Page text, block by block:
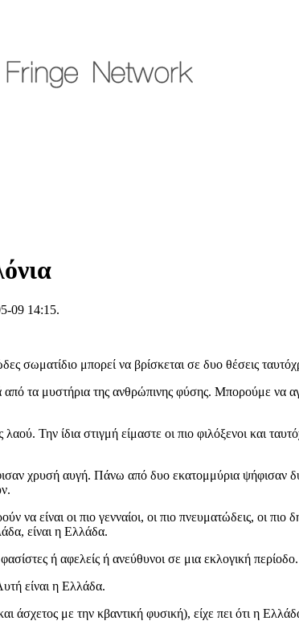
09 14:15.
σωματίδιο μπορεί να βρίσκεται σε δυο θέσεις
τα μυστήρια της ανθρώπινης φύσης. Μπορούμε να
Την ίδια στιγμή είμαστε οι πιο φιλόξενοι και
χρυσή αυγή. Πάνω από δυο εκατομμύρια ψήφισαν
να είναι οι πιο γενναίοι, οι πιο πνευματώδεις, οι
είναι η Ελλάδα.
ή αφελείς ή ανεύθυνοι σε μια εκλογική
είναι η Ελλάδα.
με την κβαντική φυσική), είχε πει ότι η